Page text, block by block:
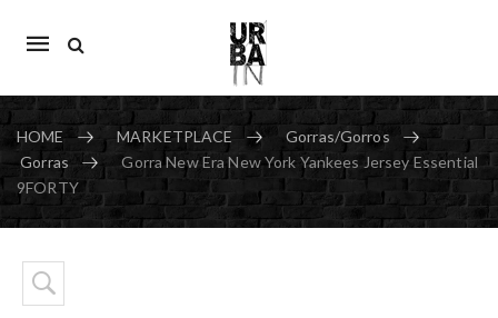
Mobile
HOME MARKETPLACE
Gorras/Gorros
Gorras
Gorra New Era New York Yankees Jersey Essential
9FORTY
Skip to content